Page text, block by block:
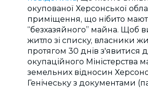
окупованої Херсонської
приміщення, що нібито
“безхазяйного” майна. Щоб
житло зі списку, власники
протягом 30 днів з'явитися
окупаційного Міністерства
земельних відносин
Генічеську з документами